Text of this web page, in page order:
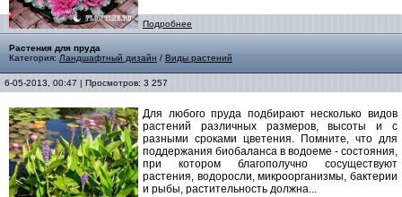
Подробнее
Растения для пруда
Категория: Ландшафтный дизайн / Виды растений
6-05-2013, 00:47 | Просмотров: 3 257
Для любого пруда подбирают несколько видов
растений различных размеров, высоты и с
разными сроками цветения. Помните, что для
поддержания биобаланса в водоеме - состояния,
при котором благополучно сосуществуют
растения, водоросли, микроорганизмы, бактерии
и рыбы, растительность должна...